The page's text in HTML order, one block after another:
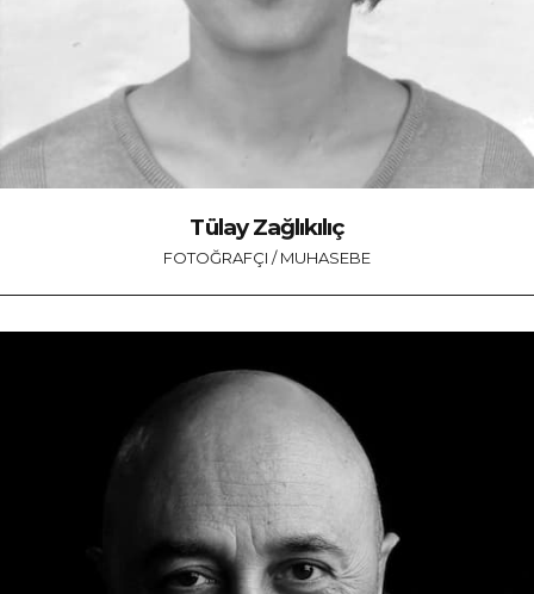
Tülay Zağlıkılıç
FOTOĞRAFÇI / MUHASEBE